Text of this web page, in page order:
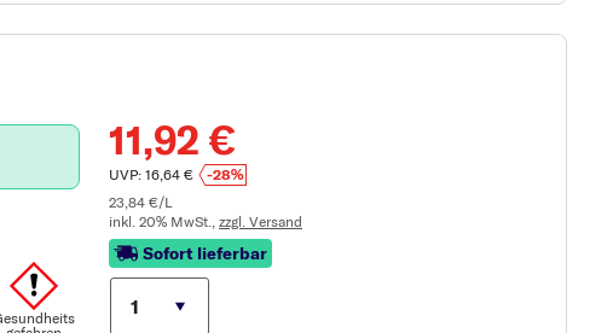
11,92 €
UVP: 16,64 €
-28%
23,84 €/L
inkl. 20% MwSt., zzgl. Versand
Sofort lieferbar